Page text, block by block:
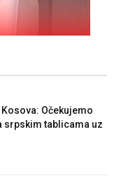
Očekujemo
srpskim tablicama uz